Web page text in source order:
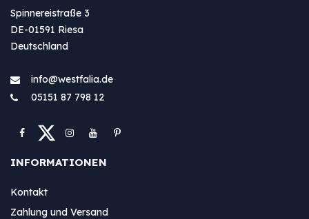
Spinnereistraße 3
DE-01591 Riesa
Deutschland
info@westfa​lia.de
05151 87 798 12
INFORMATIONEN
Kontakt
Zahlung und Versand